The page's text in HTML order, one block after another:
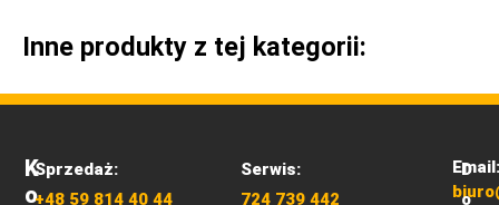
Inne produkty z tej kategorii:
K
O
Sprzedaż:
+48 59 814 40 44
Serwis:
724 739 442
Email:
D
o